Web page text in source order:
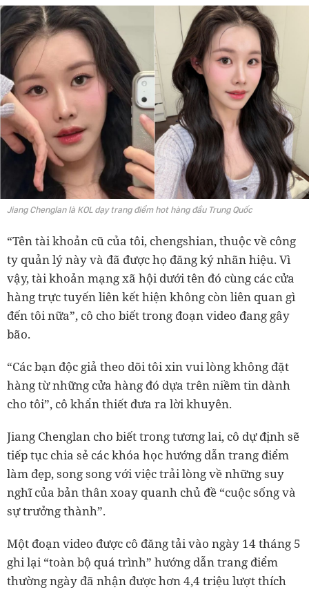
Jiang Chenglan là KOL dạy trang điểm hot hàng đầu Trung Quốc
“Tên tài khoản cũ của tôi, chengshian, thuộc về công
ty quản lý này và đã được họ đăng ký nhãn hiệu. Vì
vậy, tài khoản mạng xã hội dưới tên đó cùng các cửa
hàng trực tuyến liên kết hiện không còn liên quan gì
đến tôi nữa”, cô cho biết trong đoạn video đang gây
bão.
“Các bạn độc giả theo dõi tôi xin vui lòng không đặt
hàng từ những cửa hàng đó dựa trên niềm tin dành
cho tôi”, cô khẩn thiết đưa ra lời khuyên.
Jiang Chenglan cho biết trong tương lai, cô dự định sẽ
tiếp tục chia sẻ các khóa học hướng dẫn trang điểm
làm đẹp, song song với việc trải lòng về những suy
nghĩ của bản thân xoay quanh chủ đề “cuộc sống và
sự trưởng thành”.
Một đoạn video được cô đăng tải vào ngày 14 tháng 5
ghi lại “toàn bộ quá trình” hướng dẫn trang điểm
thường ngày đã nhận được hơn 4,4 triệu lượt thích